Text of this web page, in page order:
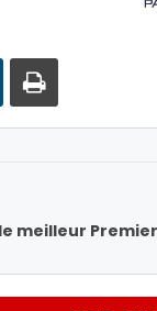
meilleur Premier